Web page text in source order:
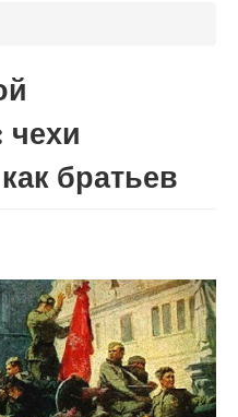
чехи
братьев